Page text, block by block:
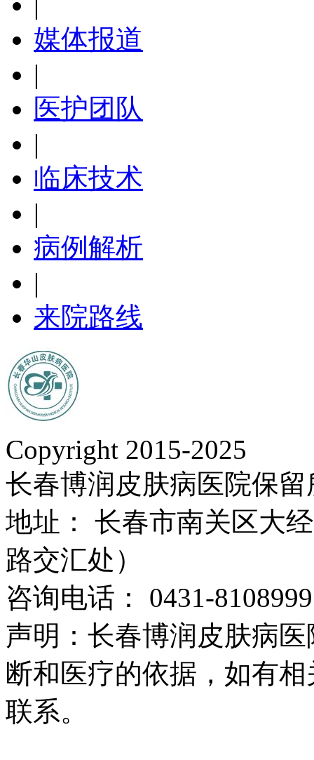
媒体报道
|
医护团队
|
临床技术
|
病例解析
|
来院路线
Copyright 2015-2025
长春博润皮肤病医院保
地址： 长春市南关区大
路交汇处）
咨询电话： 0431-
声明：长春博润皮肤病
断和医疗的依据，如有
联系。